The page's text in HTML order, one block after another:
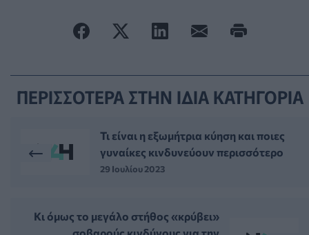
ΠΕΡΙΣΣΟΤΕΡΑ ΣΤΗΝ ΙΔΙΑ ΚΑΤΗΓΟΡΙΑ
Τι είναι η εξωμήτρια κύηση και ποιες
γυναίκες κινδυνεύουν περισσότερο
29 Ιουλίου 2023
Κι όμως το μεγάλο στήθος «κρύβει»
σοβαρούς κινδύνους για την